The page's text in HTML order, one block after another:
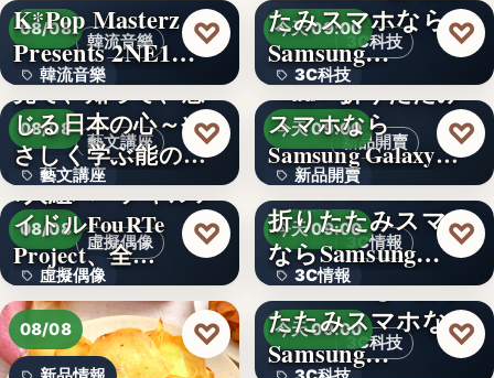
韓流音樂
08/08
韓流音樂
文字
K*Pop Masterz
Presents 2NE1…
♡
藝文講座
08/08
藝文講座
1,000円
見て、知って、感
じる日本の心～や
さしく学ぶ能の世
界へ
♡
虛擬偶像
08/08
虛擬偶像
10
7人組バーチャルア
イドルFouRTe
Project、全…
♡
08/08 ♡
3C科技
今天 09:00
3C科技
文字
たみスマホなら
Samsung…
♡
新品開賣
今天 09:00
新品開賣
4.1
＜au＞折りたたみ
スマホなら
Samsung Galaxy…
♡
3C情報
今天 09:00
3C情報
文字
＜ソフトバンク＞
折りたたみスマホ
ならSamsung…
♡
3C科技
今天 09:00
＜Samsung＞折り
たたみスマホなら
Samsung…
♡